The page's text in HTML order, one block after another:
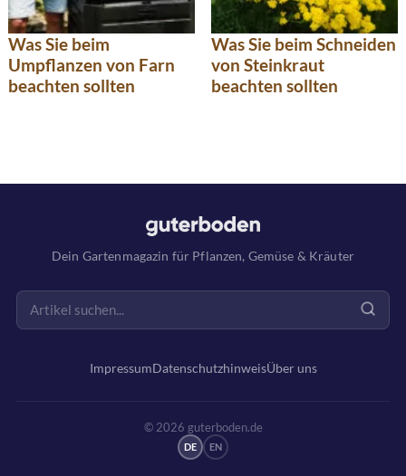
Was Sie beim
Umpflanzen von Farn
beachten sollten
Was Sie beim Schneiden
von Steinkraut
beachten sollten
Dein Gartenmagazin für Pflanzen, Gemüse & Kräuter
ImpressumDatenschutzhinweisÜber uns
© 2026 guterboden.de
DE EN